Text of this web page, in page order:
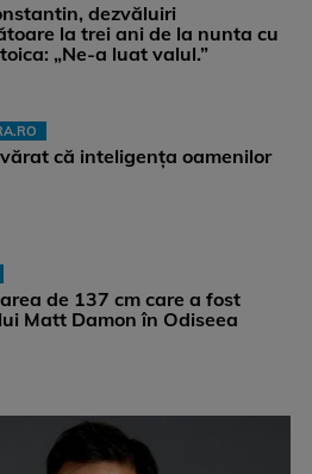
dezvăluiri
la trei ani de la nunta cu
„Ne-a luat valul.”
că inteligența oamenilor
de 137 cm care a fost
Matt Damon în Odiseea